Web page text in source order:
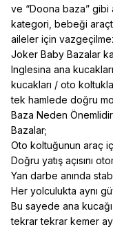
ve “Doona baza” gibi
kategori, bebeği
aileler için
Joker Baby Bazalar
Inglesina ana
kucakları / oto
tek hamlede doğru
Baza Neden
Bazalar;
Oto koltuğunun araç
Doğru yatış açısını
Yan darbe anında
Her yolculukta aynı
Bu sayede ana
tekrar tekrar kemer